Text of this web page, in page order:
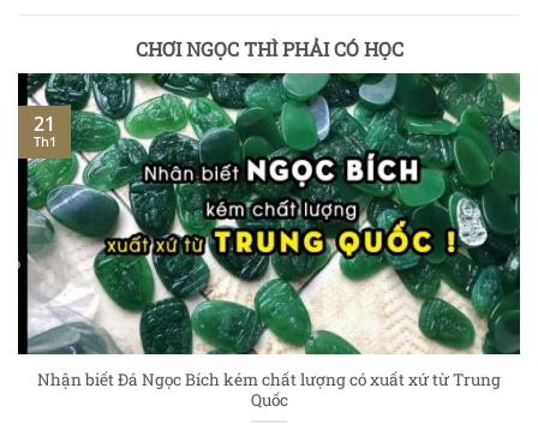
CHƠI NGỌC THÌ PHẢI CÓ HỌC
Nhận biết Đá Ngọc Bích kém chất lượng có xuất xứ từ Trung
Quốc
21
Th1